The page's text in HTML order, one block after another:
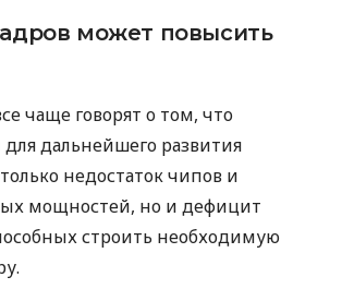
может повысить
чаще говорят о том, что
дальнейшего развития
недостаток чипов и
мощностей, но и дефицит
строить необходимую